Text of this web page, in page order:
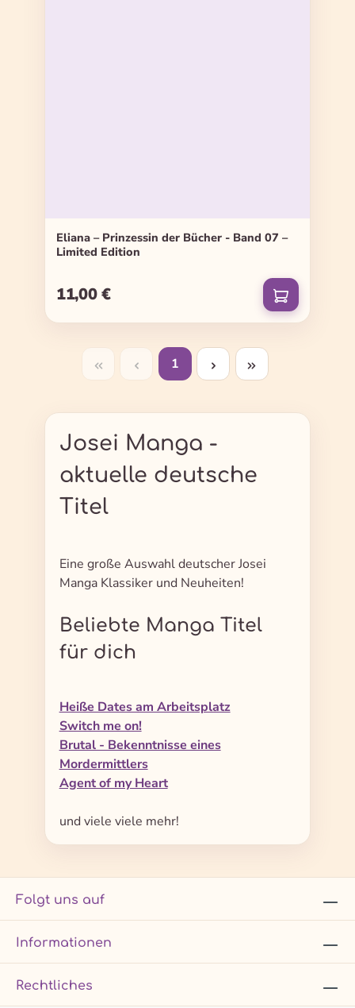
Eliana – Prinzessin der Bücher - Band 07 –
Limited Edition
Regulärer Preis:
11,00 €
Seite
1
Josei Manga -
aktuelle deutsche
Titel
Eine große Auswahl deutscher Josei
Manga Klassiker und Neuheiten!
Beliebte Manga Titel
für dich
Heiße Dates am Arbeitsplatz
Switch me on!
Brutal - Bekenntnisse eines
Mordermittlers
Agent of my Heart
und viele viele mehr!
Folgt uns auf
Informationen
Rechtliches